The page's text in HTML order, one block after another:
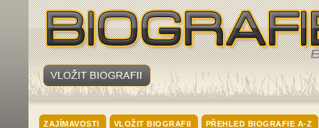
ZAJÍMAVOSTI VLOŽIT BIOGRAFII PŘEHLED BIOGRAFIE A-Z